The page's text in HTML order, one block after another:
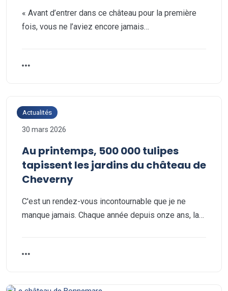
« Avant d’entrer dans ce château pour la première
fois, vous ne l’aviez encore jamais…
Actualités
30 mars 2026
Au printemps, 500 000 tulipes
tapissent les jardins du château de
Cheverny
C'est un rendez-vous incontournable que je ne
manque jamais. Chaque année depuis onze ans, la…